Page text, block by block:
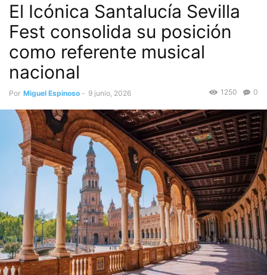
El Icónica Santalucía Sevilla
Fest consolida su posición
como referente musical
nacional
Por Miguel Espinoso - 9 junio, 2026 0
1250